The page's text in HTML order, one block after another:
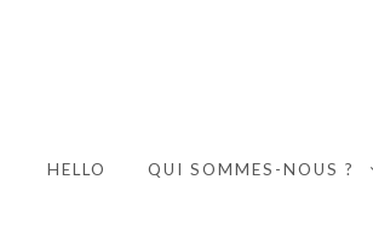
HELLO QUI SOMMES-NOUS ?